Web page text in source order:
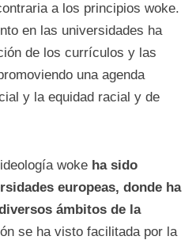
a los principios woke.
en las universidades ha
de los currículos y las
una agenda
y la equidad racial y de
woke ha sido
europeas, donde ha
ámbitos de la
se ha visto facilitada por la